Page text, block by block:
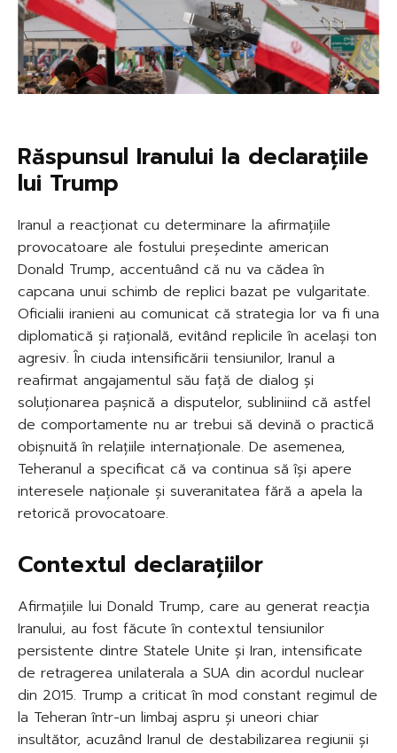
Răspunsul Iranului la declarațiile
lui Trump
Iranul a reacționat cu determinare la afirmațiile
provocatoare ale fostului președinte american
Donald Trump, accentuând că nu va cădea în
capcana unui schimb de replici bazat pe vulgaritate.
Oficialii iranieni au comunicat că strategia lor va fi una
diplomatică și rațională, evitând replicile în același ton
agresiv. În ciuda intensificării tensiunilor, Iranul a
reafirmat angajamentul său față de dialog și
soluționarea pașnică a disputelor, subliniind că astfel
de comportamente nu ar trebui să devină o practică
obișnuită în relațiile internaționale. De asemenea,
Teheranul a specificat că va continua să își apere
interesele naționale și suveranitatea fără a apela la
retorică provocatoare.
Contextul declarațiilor
Afirmațiile lui Donald Trump, care au generat reacția
Iranului, au fost făcute în contextul tensiunilor
persistente dintre Statele Unite și Iran, intensificate
de retragerea unilaterala a SUA din acordul nuclear
din 2015. Trump a criticat în mod constant regimul de
la Teheran într-un limbaj aspru și uneori chiar
insultător, acuzând Iranul de destabilizarea regiunii și